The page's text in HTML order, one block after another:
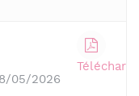
05/2026